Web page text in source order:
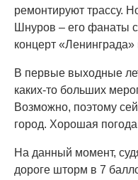
ремонтируют трассу.
Шнуров – его фанаты
концерт
В первые выходные
каких-то больших
Возможно, поэтому
город. Хорошая
На данный момент,
дороге шторм в 7